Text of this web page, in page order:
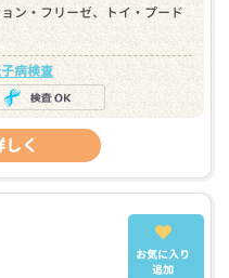
ン・フリーゼ、トイ・プード
病検査
く
お気に入り
追加